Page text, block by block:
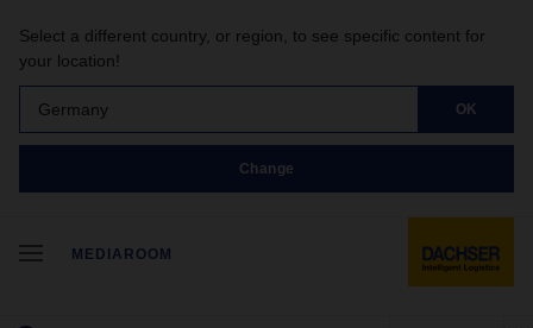
Select a different country, or region, to see specific content for
your location!
Germany OK
Change
MEDIAROOM